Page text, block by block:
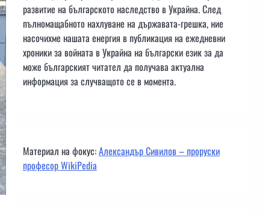
развитие на българското наследство в Украйна. След
пълномащабното нахлуване на държавата-грешка, ние
насочихме нашата енергия в публикация на ежедневни
хроники за войната в Украйна на български език за да
може българският читател да получава актуална
информация за случващото се в момента.
Материал на фокус:Александър Сивилов – проруски
професор WikiPedia